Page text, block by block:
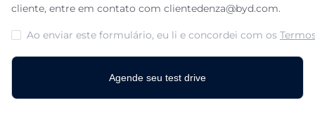
cliente, entre em contato com clientedenza@byd.com.
Ao enviar este formulário, eu li e concordei com os
Agende seu test drive